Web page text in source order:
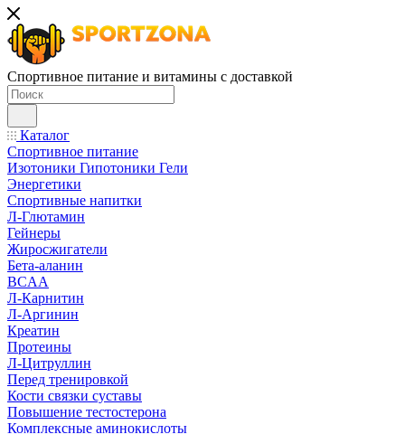
Спортивное питание и витамины с доставкой
Каталог
Спортивное питание
Изотоники Гипотоники Гели
Энергетики
Спортивные напитки
Л-Глютамин
Гейнеры
Жиросжигатели
Бета-аланин
BCAA
Л-Карнитин
Л-Аргинин
Креатин
Протеины
Л-Цитруллин
Перед тренировкой
Кости связки суставы
Повышение тестостерона
Комплексные аминокислоты